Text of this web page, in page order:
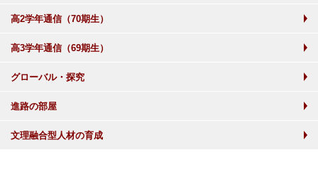
高2学年通信（70期生）
高3学年通信（69期生）
グローバル・探究
進路の部屋
文理融合型人材の育成